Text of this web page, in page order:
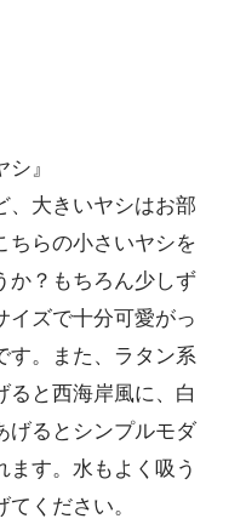
』
、大きいヤシはお部
らの小さいヤシを
か？もちろん少しず
イズで十分可愛がっ
す。また、ラタン系
ると西海岸風に、白
げるとシンプルモダ
ます。水もよく吸う
ください。